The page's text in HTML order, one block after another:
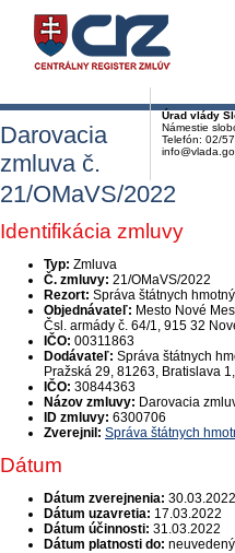
Úrad vlády
Námestie
Telefón: 02/
Darovacia
zmluva č.
21/OMaVS/2022
Identifikácia zmluvy
Typ: Zmluva
Č. zmluvy: 21/OMaVS/2022
Rezort: Správa štátnych
Objednávateľ: Mesto Nové
Čsl. armády č. 64/1, 915 32
IČO: 00311863
Dodávateľ: Správa štátnych
Pražská 29, 81263, Bratislava 1,
IČO: 30844363
Názov zmluvy: Darovacia
ID zmluvy: 6300706
Zverejnil: Správa štátnych
Dátum
Dátum zverejnenia: 30.03.2022
Dátum uzavretia: 17.03.2022
Dátum účinnosti: 31.03.2022
Dátum platnosti do: neuvedený